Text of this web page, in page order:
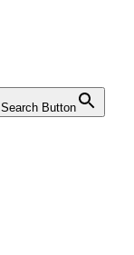
Search Button